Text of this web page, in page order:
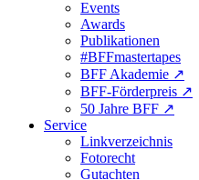
Events
Awards
Publikationen
#BFFmastertapes
BFF Akademie ↗︎
BFF-Förderpreis ↗︎
50 Jahre BFF ↗︎
Service
Linkverzeichnis
Fotorecht
Gutachten